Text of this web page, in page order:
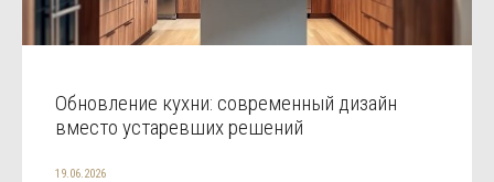
Обновление кухни: современный дизайн
вместо устаревших решений
19.06.2026